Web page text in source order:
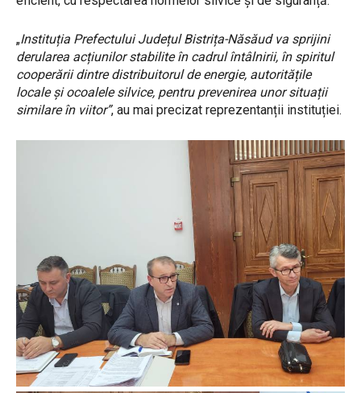
„Instituția Prefectului Județul Bistrița-Năsăud va sprijini
derularea acțiunilor stabilite în cadrul întâlnirii, în spiritul
cooperării dintre distribuitorul de energie, autoritățile
locale și ocoalele silvice, pentru prevenirea unor situații
similare în viitor”, au mai precizat reprezentanții instituției.